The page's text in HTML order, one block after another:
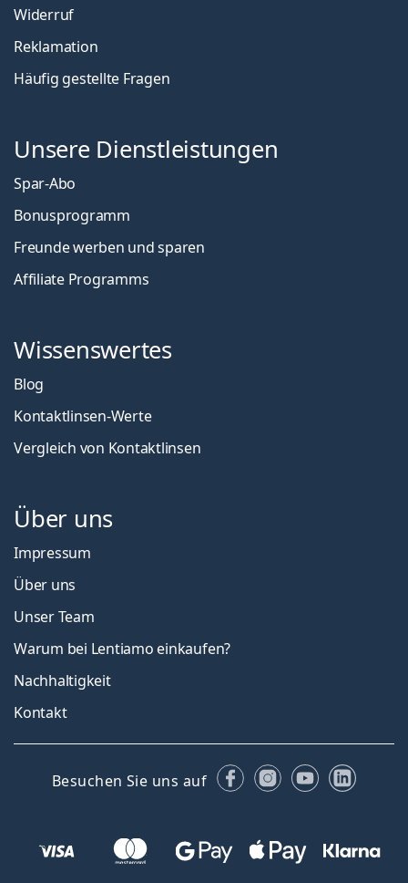
Widerruf
Reklamation
Häufig gestellte Fragen
Unsere Dienstleistungen
Spar-Abo
Bonusprogramm
Freunde werben und sparen
Affiliate Programms
Wissenswertes
Blog
Kontaktlinsen-Werte
Vergleich von Kontaktlinsen
Über uns
Impressum
Über uns
Unser Team
Warum bei Lentiamo einkaufen?
Nachhaltigkeit
Kontakt
Besuchen Sie uns auf FacebookInstagram
YouTube